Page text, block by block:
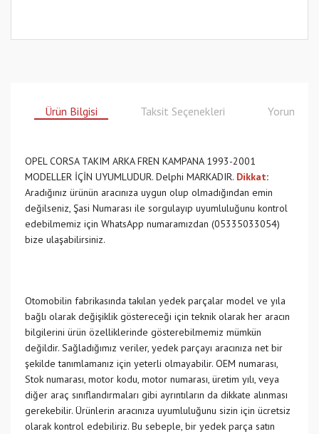
Ürün Bilgisi Taksit Seçenekleri Yorumlar
OPEL CORSA TAKIM ARKA FREN KAMPANA 1993-2001
MODELLER İÇİN UYUMLUDUR. Delphi MARKADIR. Dikkat:
Aradığınız ürünün aracınıza uygun olup olmadığından emin
değilseniz, Şasi Numarası ile sorgulayıp uyumluluğunu kontrol
edebilmemiz için WhatsApp numaramızdan (05335033054)
bize ulaşabilirsiniz.
Otomobilin fabrikasında takılan yedek parçalar model ve yıla
bağlı olarak değişiklik göstereceği için teknik olarak her aracın
bilgilerini ürün özelliklerinde gösterebilmemiz mümkün
değildir. Sağladığımız veriler, yedek parçayı aracınıza net bir
şekilde tanımlamanız için yeterli olmayabilir. OEM numarası,
Stok numarası, motor kodu, motor numarası, üretim yılı, veya
diğer araç sınıflandırmaları gibi ayrıntıların da dikkate alınması
gerekebilir. Ürünlerin aracınıza uyumluluğunu sizin için ücretsiz
olarak kontrol edebiliriz. Bu sebeple, bir yedek parça satın